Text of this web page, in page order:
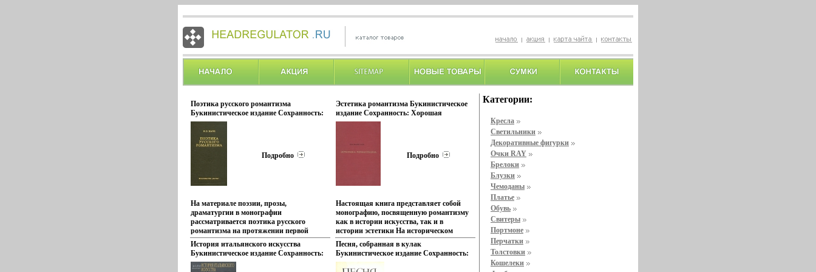
Поэтика русского романтизма
Букинистическое издание Сохранность:
Хорошая Издательство: Наука, 1976 г
Твердый переплет, 376 стр Тираж: 11000
экз Формат: 84x108/32 (~130х205 мм)
инфо 6094u.
Подробно
На материале поэзии, прозы,
драматургии в монографии
рассматривается поэтика русского
романтизма на протяжении первой
трети XIX в Анализируются
романтические произведения Пушкина,
Баратынского, Лермонтова, Ибыеи
Козлова, Рылеева, Бестужева-
История итальянского искусства
Букинистическое издание Сохранность:
Очень хорошая Издательство: Радуга,
Эстетика романтизма Букинистическое
издание Сохранность: Хорошая
Издательство: Искусство, 1966 г Твердый
13577u.
Подробно
Настоящая книга представляет собой
монографию, посвященную романтизму
как в истории искусства, так и в
истории эстетики На историческом
материале автор стремился к
постановке теоретических вопросов,
актуальныбыщщхх для науки Главная
задача работы - типологическое
Песня, собранная в кулак
Букинистическое издание Сохранность:
Хорошая Издательство: Московский
Категории:
Кресла
Светильники
Декоративные фигурки
Очки RAY
Брелоки
Блузки
Чемоданы
Платье
Обувь
Свитеры
Портмоне
Перчатки
Толстовки
Кошелеки